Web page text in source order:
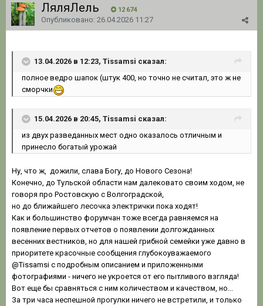
ЛяляЛель 12 674
Опубликовано: 26.04.2026 11:27
13.04.2026 в 12:23, Tissamsi сказал:
полное ведро шапок (штук 400, но точно не считал, это ж не
сморчки
15.04.2026 в 20:45, Tissamsi сказал:
из двух разведанных мест одно оказалось отличным и
принесло богатый урожай
Ну, что ж, дожили, слава Богу, до Нового Сезона!
Конечно, до Тульской области нам далековато своим ходом, не
говоря про Ростовскую с Волгоградской,
но до ближайшего лесочка электрички пока ходят!
Как и большинство форумчан тоже всегда равняемся на
появление первых отчетов о появлении долгожданных
весенних вестников, но для нашей грибной семейки уже давно в
приоритете красочные сообщения глубокоуважаемого
@Tissamsi с подробным описанием и приложенными
фотографиями - ничего не укроется от его пытливого взгляда!
Вот еще бы сравняться с ним количеством и качеством, но...
За три часа неспешной прогулки ничего не встретили, и только